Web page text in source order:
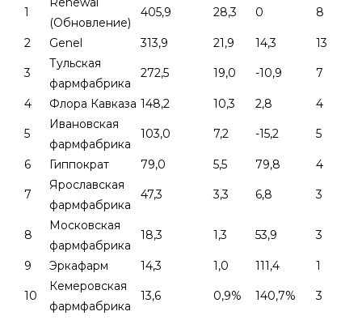
1
(Обновление)
405,9 28,3 0 8
2 Genel 313,9 21,9 14,3 13
3
Тульская
фармфабрика
272,5 19,0 -10,9 7
4 Флора Кавказа 148,2 10,3 2,8 4
5
Ивановская
фармфабрика
103,0 7,2 -15,2 5
6 Гиппократ 79,0 5,5 79,8 4
7
Ярославская
фармфабрика
47,3 3,3 6,8 3
8
Московская
фармфабрика
18,3 1,3 53,9 3
9 Эркафарм 14,3 1,0 111,4 1
10
Кемеровская
фармфабрика
13,6 0,9% 140,7% 3